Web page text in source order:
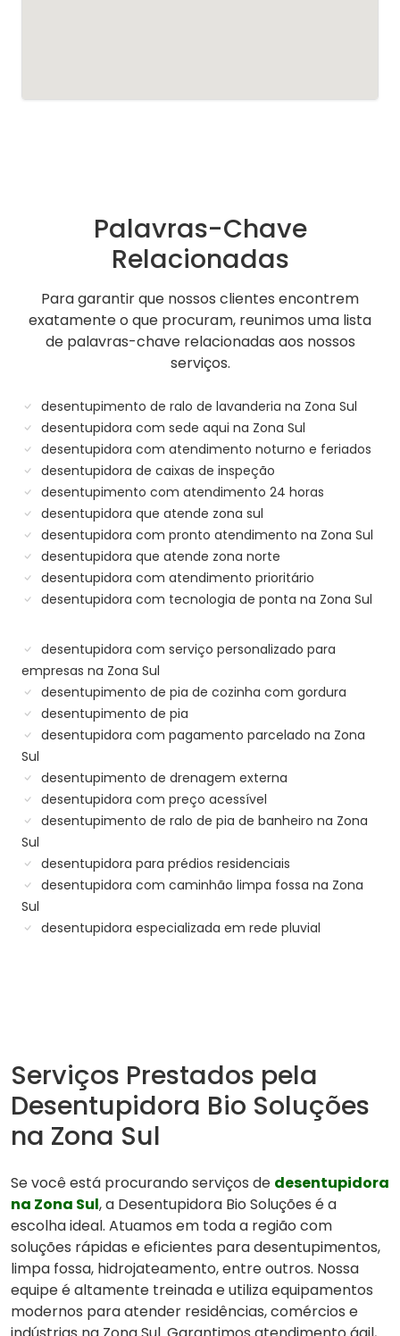
Palavras-Chave
Relacionadas
Para garantir que nossos clientes encontrem
exatamente o que procuram, reunimos uma lista
de palavras-chave relacionadas aos nossos
serviços.
desentupimento de ralo de lavanderia na Zona Sul
desentupidora com sede aqui na Zona Sul
desentupidora com atendimento noturno e feriados
desentupidora de caixas de inspeção
desentupimento com atendimento 24 horas
desentupidora que atende zona sul
desentupidora com pronto atendimento na Zona Sul
desentupidora que atende zona norte
desentupidora com atendimento prioritário
desentupidora com tecnologia de ponta na Zona Sul
desentupidora com serviço personalizado para
empresas na Zona Sul
desentupimento de pia de cozinha com gordura
desentupimento de pia
desentupidora com pagamento parcelado na Zona
Sul
desentupimento de drenagem externa
desentupidora com preço acessível
desentupimento de ralo de pia de banheiro na Zona
Sul
desentupidora para prédios residenciais
desentupidora com caminhão limpa fossa na Zona
Sul
desentupidora especializada em rede pluvial
Serviços Prestados pela
Desentupidora Bio Soluções
na Zona Sul
Se você está procurando serviços de desentupidora
na Zona Sul, a Desentupidora Bio Soluções é a
escolha ideal. Atuamos em toda a região com
soluções rápidas e eficientes para desentupimentos,
limpa fossa, hidrojateamento, entre outros. Nossa
equipe é altamente treinada e utiliza equipamentos
modernos para atender residências, comércios e